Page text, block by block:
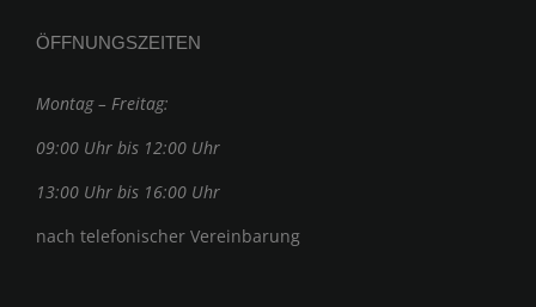
ÖFFNUNGSZEITEN
Montag – Freitag:
09:00 Uhr bis 12:00 Uhr
13:00 Uhr bis 16:00 Uhr
nach telefonischer Vereinbarung